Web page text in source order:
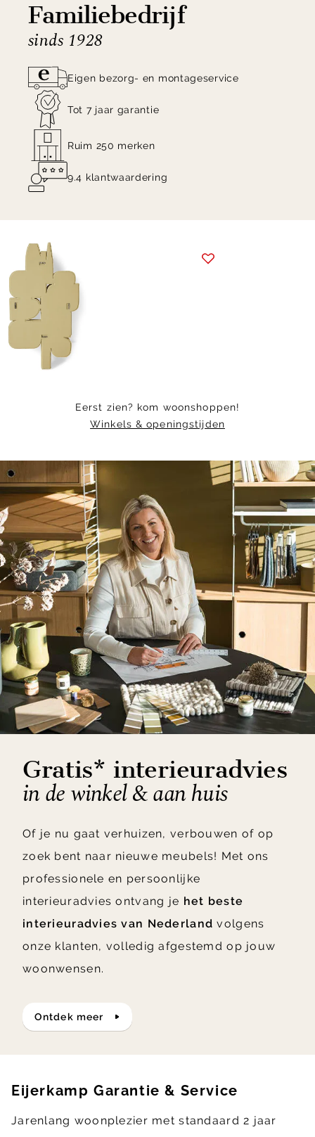
Familiebedrijf
sinds 1928
Eigen bezorg- en montageservice
Tot 7 jaar garantie
Ruim 250 merken
9.4 klantwaardering
Item
of
Eerst zien? kom woonshoppen!
Winkels & openingstijden
Gratis* interieuradvies
in de winkel & aan huis
Of je nu gaat verhuizen, verbouwen of op
zoek bent naar nieuwe meubels! Met ons
professionele en persoonlijke
interieuradvies ontvang je het beste
interieuradvies van Nederland volgens
onze klanten, volledig afgestemd op jouw
woonwensen.
ontdek meer
Eijerkamp Garantie & Service
Jarenlang woonplezier met standaard 2 jaar